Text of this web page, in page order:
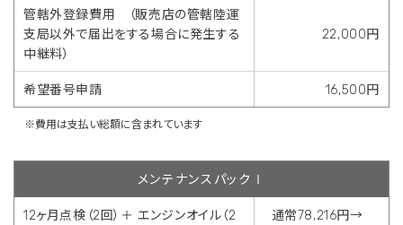
管轄外登録費用 （販売店の管轄陸運
支局以外で届出をする場合に発生する
中継料）
22,000円
希望番号申請 16,500円
※費用は支払い総額に含まれています
メンテナンスパックⅠ
12ヶ月点検（2回）＋ エンジンオイル（2
通常78,216円→